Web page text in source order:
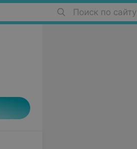
Поиск по сайту